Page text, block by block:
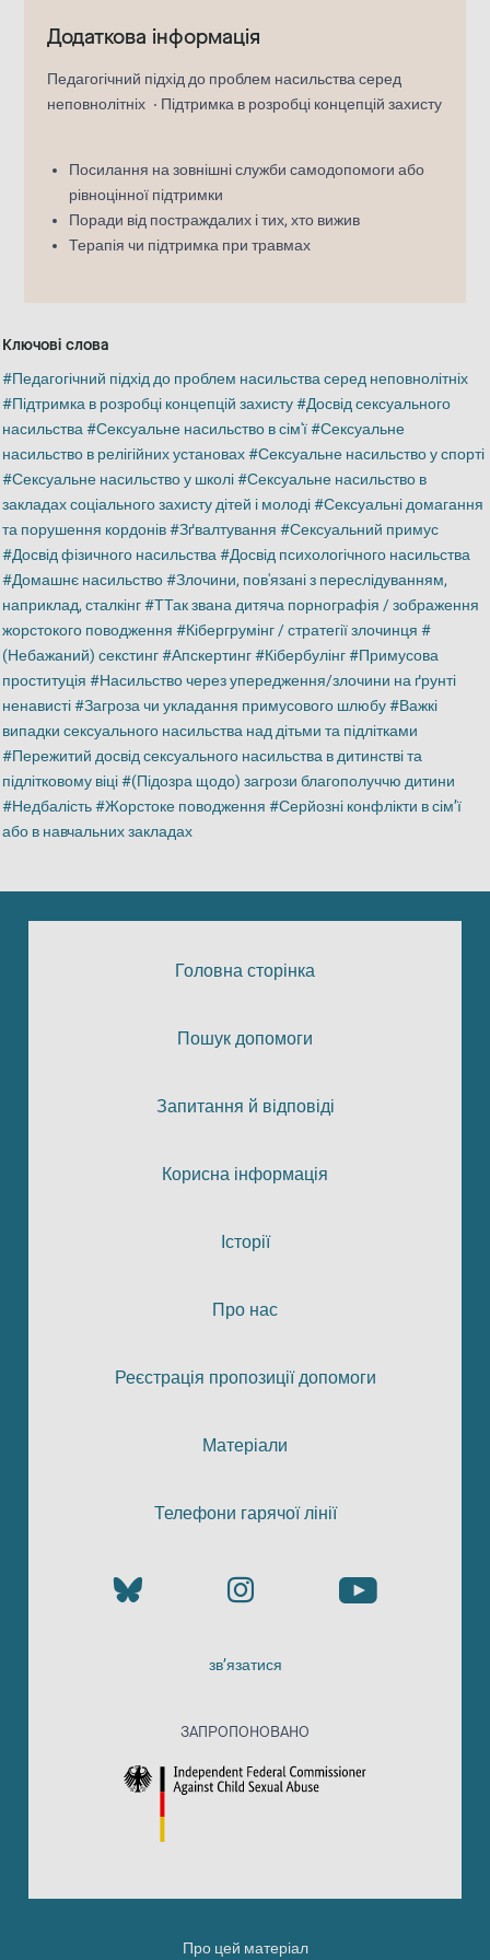
Додаткова інформація
Педагогічний підхід до проблем насильства серед
неповнолітніх
Підтримка в розробці концепцій захисту
Посилання на зовнішні служби самодопомоги або
рівноцінної підтримки
Поради від постраждалих і тих, хто вижив
Терапія чи підтримка при травмах
Ключові слова
Педагогічний підхід до проблем насильства серед неповнолітніх
Підтримка в розробці концепцій захисту
Досвід сексуального
насильства
Сексуальне насильство в сім'ї
Сексуальне
насильство в релігійних установах
Сексуальне насильство у спорті
Сексуальне насильство у школі
Сексуальне насильство в
закладах соціального захисту дітей і молоді
Сексуальні домагання
та порушення кордонів
Зґвалтування
Сексуальний примус
Досвід фізичного насильства
Досвід психологічного насильства
Домашнє насильство
Злочини, пов'язані з переслідуванням,
наприклад, сталкінг
ТТак звана дитяча порнографія / зображення
жорстокого поводження
Кібергрумінг / стратегії злочинця
(Небажаний) секстинг
Апскертинг Кібербулінг
Примусова
проституція
Насильство через упередження/злочини на ґрунті
ненависті
Загроза чи укладання примусового шлюбу
Важкі
випадки сексуального насильства над дітьми та підлітками
Пережитий досвід сексуального насильства в дитинстві та
підлітковому віці
(Підозра щодо) загрози благополуччю дитини
Недбалість
Жорстоке поводження
Серйозні конфлікти в сім’ї
або в навчальних закладах
Головна сторінка
Пошук допомоги
Запитання й відповіді
Корисна інформація
Історії
Про нас
Реєстрація пропозиції допомоги
Матеріали
Телефони гарячої лінії
зв’язатися
ЗАПРОПОНОВАНО
Про цей матеріал